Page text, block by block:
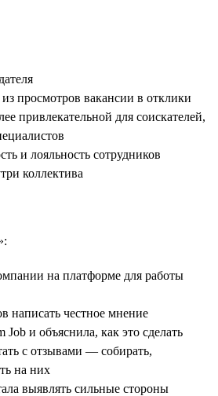
просмотров вакансии в отклики
привлекательной для соискателей,
и лояльность сотрудников
коллектива
на платформе для работы
написать честное мнение
Job и объяснила, как это сделать
с отзывами — собирать,
на них
выявлять сильные стороны